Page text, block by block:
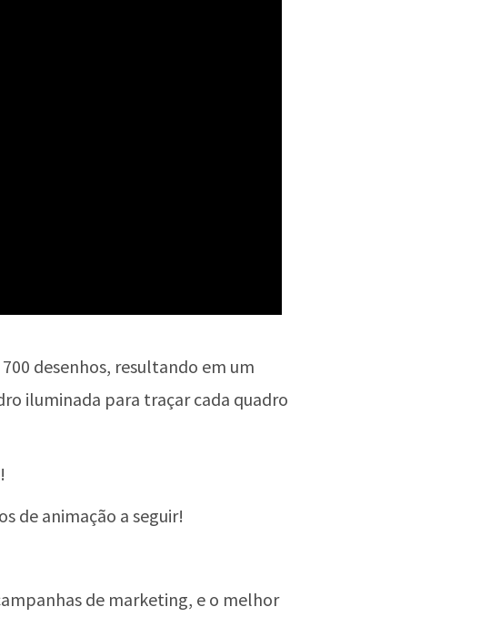
desenhos, resultando em um
iluminada para traçar cada quadro
de animação a seguir!
de marketing, e o melhor